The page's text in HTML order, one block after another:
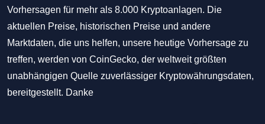
Vorhersagen für mehr als 8.000 Kryptoanlagen. Die
aktuellen Preise, historischen Preise und andere
Marktdaten, die uns helfen, unsere heutige Vorhersage zu
treffen, werden von CoinGecko, der weltweit größten
unabhängigen Quelle zuverlässiger Kryptowährungsdaten,
bereitgestellt. Danke